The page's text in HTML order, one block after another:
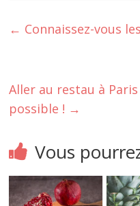
← Connaissez-vous
Aller au restau à
possible ! →
Vous